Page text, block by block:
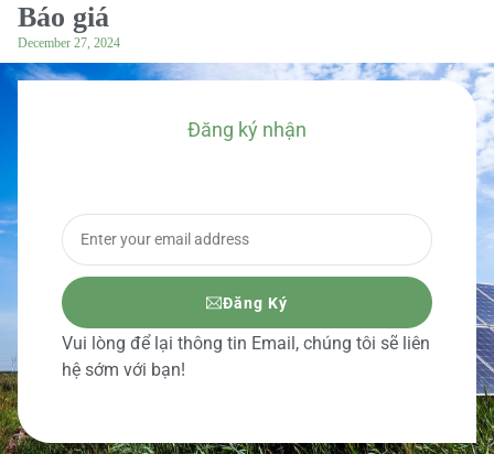
Báo giá
December 27, 2024
Đăng ký nhận
Đăng Ký
Vui lòng để lại thông tin Email, chúng tôi sẽ liên
hệ sớm với bạn!